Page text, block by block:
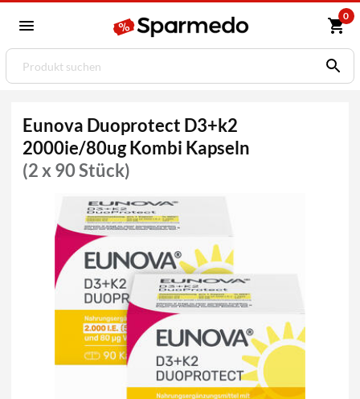
0
Eunova Duoprotect D3+k2
2000ie/80ug Kombi Kapseln
(2 x 90 Stück)